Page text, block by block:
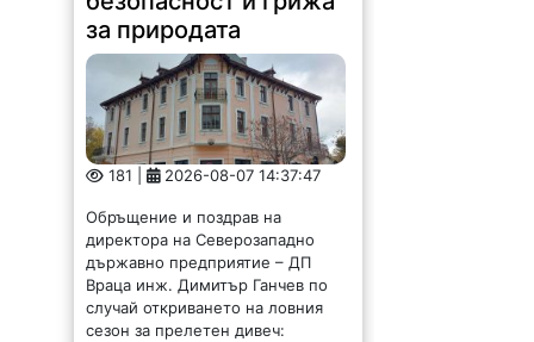
за природата
181 | 2026-08-07 14:37:47
Обръщение и поздрав на
директора на Северозападно
държавно предприятие – ДП
Враца инж. Димитър Ганчев по
случай откриването на ловния
сезон за прелетен дивеч: